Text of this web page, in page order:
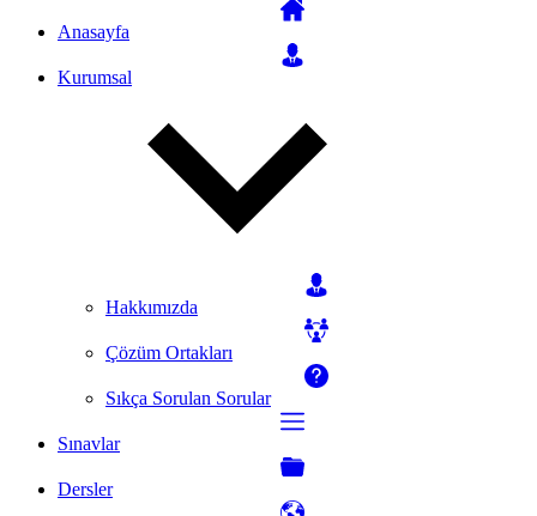
Anasayfa
Kurumsal
Hakkımızda
Çözüm Ortakları
Sıkça Sorulan Sorular
Sınavlar
Dersler